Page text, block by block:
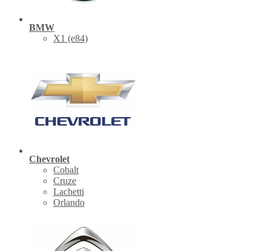
BMW
X1 (е84)
Chevrolet
Cobalt
Cruze
Lachetti
Orlando